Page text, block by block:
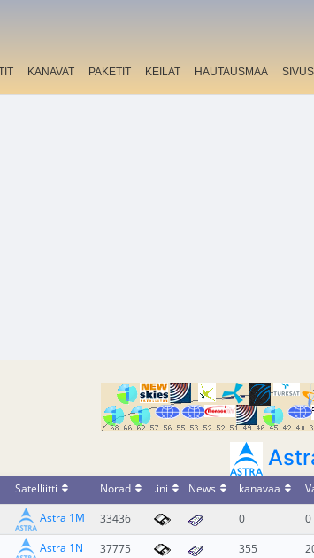
KANAVAT PAKETIT KEILAT HAUTAUSMAA
Satelliitti Norad .ini News kanavaa
Astra 1M 33436 0 0
Astra 1N 37775 355